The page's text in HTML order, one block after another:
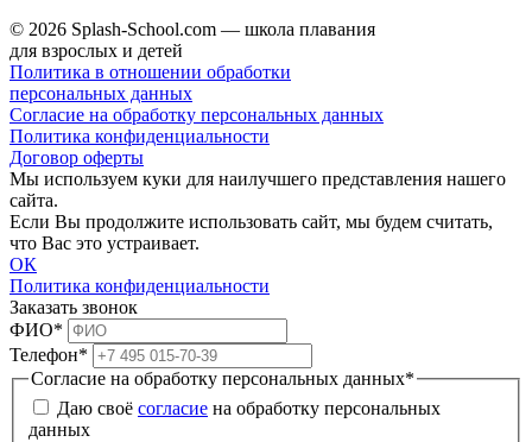
© 2026 Splash-School.com — школа плавания
для взрослых и детей
Политика в отношении обработки
персональных данных
Согласие на обработку персональных данных
Политика конфиденциальности
Договор оферты
Мы используем куки для наилучшего представления нашего
сайта.
Если Вы продолжите использовать сайт, мы будем считать,
что Вас это устраивает.
ОК
Политика конфиденциальности
Заказать звонок
ФИО*
Телефон*
Согласие на обработку персональных данных*
Даю своё согласие на обработку персональных
данных